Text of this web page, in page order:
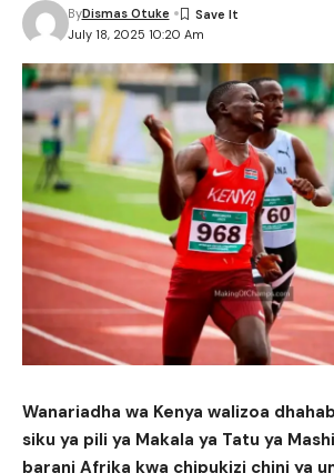
July 18, 2025 10:20 Am
ByDismas Otuke
Wanariadha wa Kenya walizoa
siku ya pili ya Makala ya Tatu ya
barani Afrika kwa chipukizi chini ya